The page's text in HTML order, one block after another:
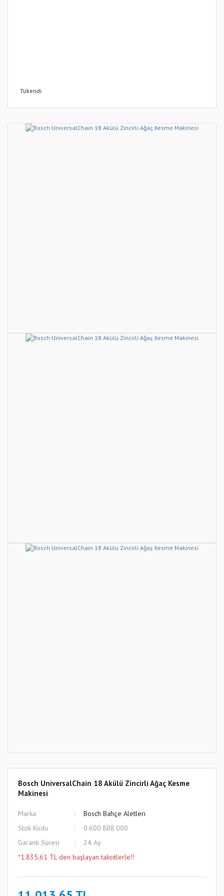
Tükendi
Bosch UniversalChain 18 Akülü Zincirli Ağaç Kesme
Makinesi
Marka
Bosch Bahçe Aletleri
Stok Kodu
0.600.8B8.000
Garanti Süresi
24 Ay
*1.835,61 TL den başlayan taksitlerle!!